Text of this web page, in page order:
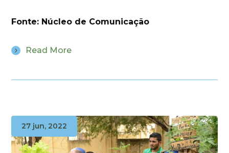
Fonte: Núcleo de Comunicação
Read More
27 jun, 2022